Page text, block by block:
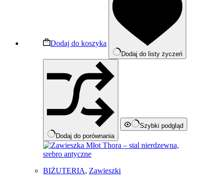
Dodaj do koszyka
Dodaj do listy życzeń
Dodaj do porównania
Szybki podgląd
BIŻUTERIA, Zawieszki